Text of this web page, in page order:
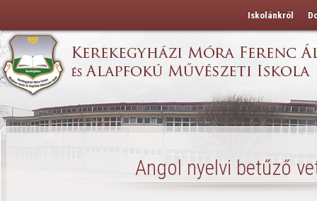
Iskolánkról
Angol nyelvi betűző